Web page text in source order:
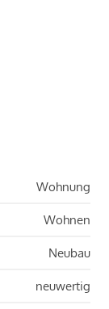
Wohnung
Wohnen
Neubau
neuwertig